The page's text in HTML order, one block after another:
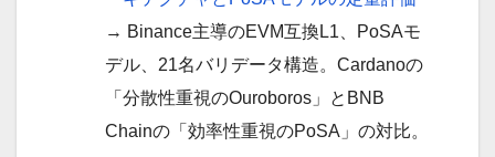
→ Binance主導のEVM互換L1、PoSAモ
デル、21名バリデータ構造。Cardanoの
「分散性重視のOuroboros」とBNB
Chainの「効率性重視のPoSA」の対比。